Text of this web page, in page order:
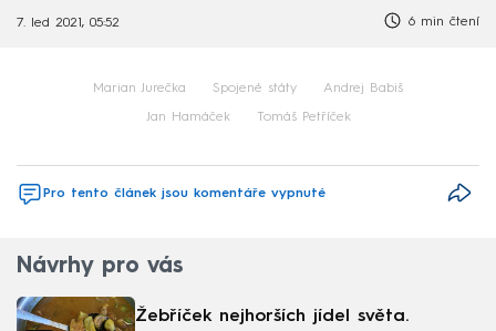
7. led 2021, 05:52 6 min čtení
Marian Jurečka Spojené státy Andrej Babiš
Jan Hamáček Tomáš Petříček
Pro tento článek jsou komentáře vypnuté
Návrhy pro vás
Žebříček nejhorších jídel světa.